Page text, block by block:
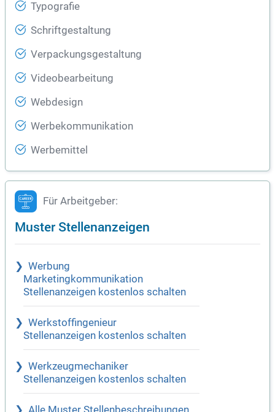
Typografie
Schriftgestaltung
Verpackungsgestaltung
Videobearbeitung
Webdesign
Werbekommunikation
Werbemittel
Für Arbeitgeber:
Muster Stellenanzeigen
Werbung
Marketingkommunikation
Stellenanzeigen kostenlos schalten
Werkstoffingenieur
Stellenanzeigen kostenlos schalten
Werkzeugmechaniker
Stellenanzeigen kostenlos schalten